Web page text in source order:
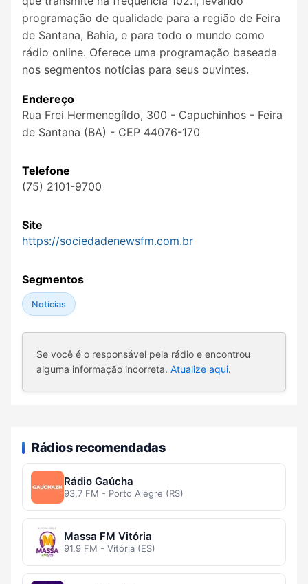
programação de qualidade para a região de Feira
de Santana, Bahia, e para todo o mundo como
rádio online. Oferece uma programação baseada
nos segmentos notícias para seus ouvintes.
Endereço
Rua Frei Hermenegíldo, 300 - Capuchinhos - Feira
de Santana (BA) - CEP 44076-170
Telefone
(75) 2101-9700
Site
https://sociedadenewsfm.com.br
Segmentos
Notícias
Se você é o responsável pela rádio e encontrou
alguma informação incorreta. Atualize aqui.
Rádios recomendadas
Rádio Gaúcha
93.7 FM - Porto Alegre (RS)
Massa FM Vitória
91.9 FM - Vitória (ES)